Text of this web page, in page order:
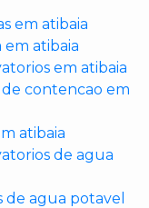
em atibaia
em atibaia
em atibaia
contencao em
atibaia
de agua
de agua potavel